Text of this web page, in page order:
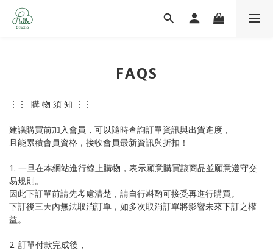
FAQS
⋮⋮ 購 物 須 知 ⋮⋮
建議購買前加入會員，可以隨時查詢訂單資訊與出貨進度，
且能累積會員資格，接收會員最新資訊與折扣！
1. 一旦在本網站進行線上購物，表示願意購買該商品並願意遵守交
易規則。
因此下訂單前請先考慮清楚，請自行斟酌可接受再進行購買。
下訂後三天內無法取消訂單，如多次取消訂單將影響未來下訂之權
益。
2. 訂單付款完成後，